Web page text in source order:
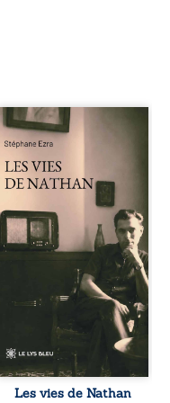
Les vies de
Nathan est un
né en trois jours,
au printemps
2026. Pour la
première fois,
Stéphane Ezra,
médium, a pu
communiquer
avec son père,
disparu depuis
plus de vingt ans
et qu’il n’a jamais
connu. De ce
dialogue par-delà
la mort naissent
des poèmes qui
Les vies de Nathan